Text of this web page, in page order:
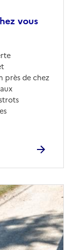
vous
près de chez